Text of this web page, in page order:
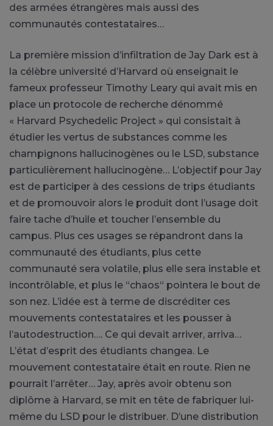
des armées étrangères mais aussi des
communautés contestataires…
La première mission d’infiltration de Jay Dark est à
la célèbre université d’Harvard où enseignait le
fameux professeur Timothy Leary qui avait mis en
place un protocole de recherche dénommé
« Harvard Psychedelic Project » qui consistait à
étudier les vertus de substances comme les
champignons hallucinogènes ou le LSD, substance
particulièrement hallucinogène… L’objectif pour Jay
est de participer à des cessions de trips étudiants
et de promouvoir alors le produit dont l’usage doit
faire tache d’huile et toucher l’ensemble du
campus. Plus ces usages se répandront dans la
communauté des étudiants, plus cette
communauté sera volatile, plus elle sera instable et
incontrôlable, et plus le “chaos“ pointera le bout de
son nez. L’idée est à terme de discréditer ces
mouvements contestataires et les pousser à
l’autodestruction…. Ce qui devait arriver, arriva…
L’état d’esprit des étudiants changea. Le
mouvement contestataire était en route. Rien ne
pourrait l’arrêter… Jay, après avoir obtenu son
diplôme à Harvard, se mit en tête de fabriquer lui-
même du LSD pour le distribuer. D’une distribution